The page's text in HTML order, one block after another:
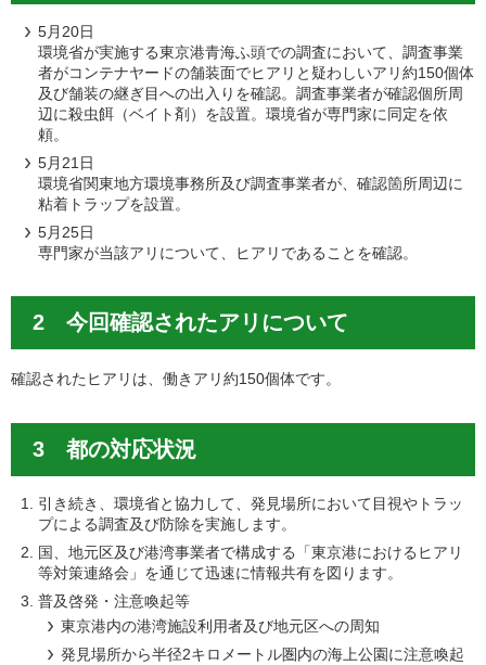
5月20日
環境省が実施する東京港青海ふ頭での調査において、調査事業
者がコンテナヤードの舗装面でヒアリと疑わしいアリ約150個体
及び舗装の継ぎ目への出入りを確認。調査事業者が確認個所周
辺に殺虫餌（ベイト剤）を設置。環境省が専門家に同定を依
頼。
5月21日
環境省関東地方環境事務所及び調査事業者が、確認箇所周辺に
粘着トラップを設置。
5月25日
専門家が当該アリについて、ヒアリであることを確認。
2 今回確認されたアリについて
確認されたヒアリは、働きアリ約150個体です。
3 都の対応状況
引き続き、環境省と協力して、発見場所において目視やトラッ
プによる調査及び防除を実施します。
国、地元区及び港湾事業者で構成する「東京港におけるヒアリ
等対策連絡会」を通じて迅速に情報共有を図ります。
普及啓発・注意喚起等
東京港内の港湾施設利用者及び地元区への周知
発見場所から半径2キロメートル圏内の海上公園に注意喚起